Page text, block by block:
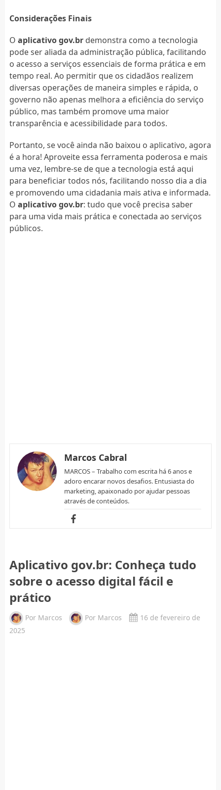
Considerações Finais
O aplicativo gov.brdemonstra como a tecnologia
pode ser aliada da administração pública, facilitando
o acesso a serviços essenciais de forma prática e em
tempo real. Ao permitir que os cidadãos realizem
diversas operações de maneira simples e rápida, o
governo não apenas melhora a eficiência do serviço
público, mas também promove uma maior
transparência e acessibilidade para todos.
Portanto, se você ainda não baixou o aplicativo, agora
é a hora! Aproveite essa ferramenta poderosa e mais
uma vez, lembre-se de que a tecnologia está aqui
para beneficiar todos nós, facilitando nosso dia a dia
e promovendo uma cidadania mais ativa e informada.
O aplicativo gov.br: tudo que você precisa saber
para uma vida mais prática e conectada ao serviços
públicos.
Marcos Cabral
MARCOS – Trabalho com escrita há 6 anos e
adoro encarar novos desafios. Entusiasta do
marketing, apaixonado por ajudar pessoas
através de conteúdos.
Aplicativo gov.br: Conheça tudo
sobre o acesso digital fácil e
prático
Por Marcos Por Marcos
16 de fevereiro de
2025